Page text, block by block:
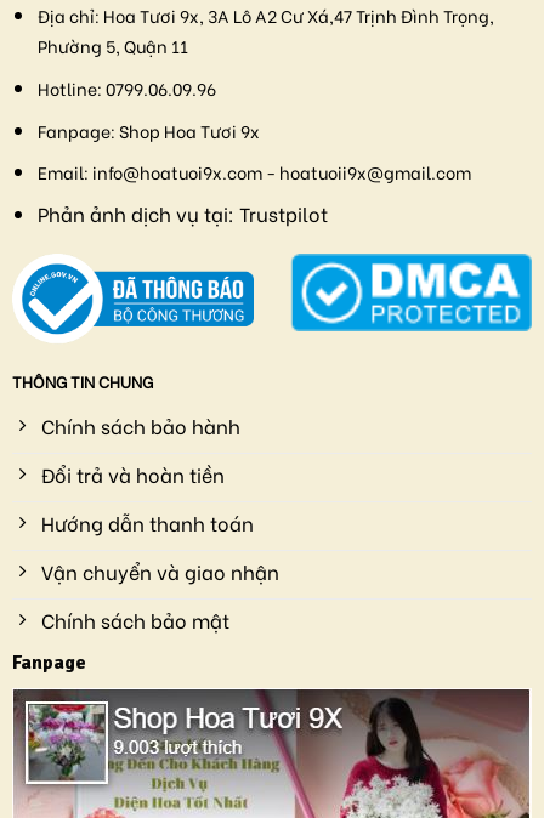
Địa chỉ: Hoa Tươi 9x, 3A Lô A2 Cư Xá,47 Trịnh Đình Trọng,
Phường 5, Quận 11
Hotline:0799.06.09.96
Fanpage:Shop Hoa Tươi 9x
Email: info@hoatuoi9x.com - hoatuoii9x@gmail.com
Phản ảnh dịch vụ tại: Trustpilot
THÔNG TIN CHUNG
Chính sách bảo hành
Đổi trả và hoàn tiền
Hướng dẫn thanh toán
Vận chuyển và giao nhận
Chính sách bảo mật
Fanpage